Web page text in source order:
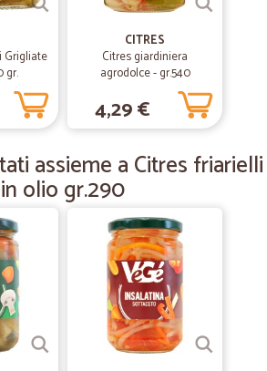
ottimo. Grazie.
Grigliate
gr.
CITRES
Citres giardiniera
agrodolce - gr.540
4,29 €
assieme a Citres friarielli
in olio gr.290